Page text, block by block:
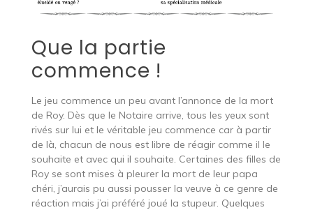
Que la partie
commence !
Le jeu commence un peu avant l’annonce de la mort
de Roy. Dès que le Notaire arrive, tous les yeux sont
rivés sur lui et le véritable jeu commence car à partir
de là, chacun de nous est libre de réagir comme il le
souhaite et avec qui il souhaite. Certaines des filles de
Roy se sont mises à pleurer la mort de leur papa
chéri, j’aurais pu aussi pousser la veuve à ce genre de
réaction mais j’ai préféré joué la stupeur. Quelques